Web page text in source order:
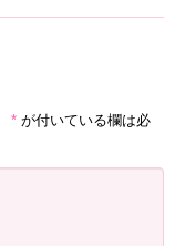
* が付いている欄は必